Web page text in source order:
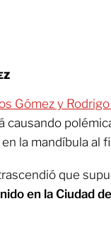
Gómez y
causando
la mandíbula al
que
en la Ciudad